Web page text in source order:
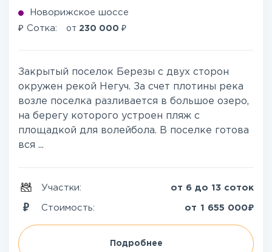
Новорижское шоссе
₽ Сотка: от 230 000 ₽
Закрытый поселок Березы с двух сторон
окружен рекой Негуч. За счет плотины река
возле поселка разливается в большое озеро,
на берегу которого устроен пляж с
площадкой для волейбола. В поселке готова
вся ...
Участки: от 6 до 13 соток
Стоимость: от 1 655 000₽
Подробнее